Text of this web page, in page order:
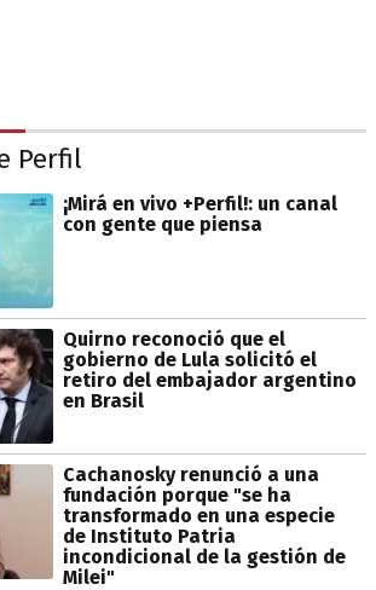
Perfil
¡Mirá en vivo +Perfil!: un canal
con gente que piensa
Quirno reconoció que el
gobierno de Lula solicitó el
retiro del embajador argentino
en Brasil
Cachanosky renunció a una
fundación porque "se ha
transformado en una especie
de Instituto Patria
incondicional de la gestión de
Milei"